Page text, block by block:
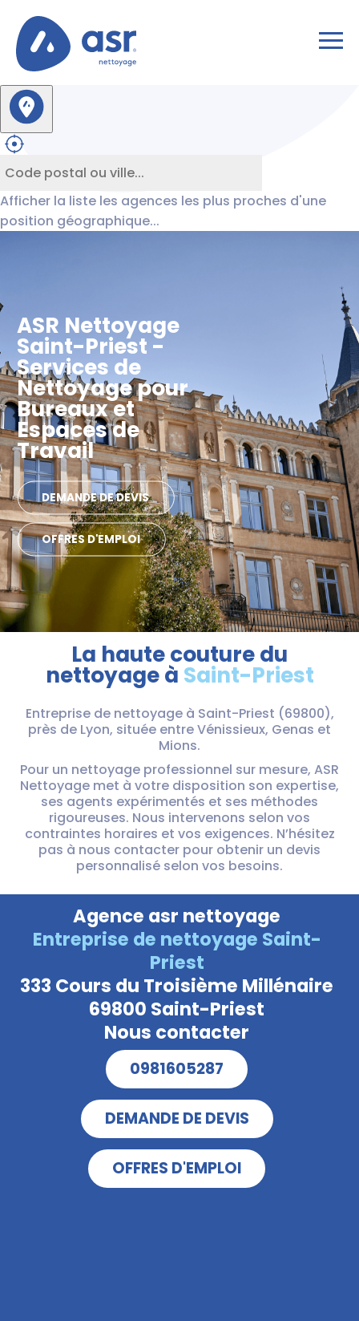
Afficher la liste les agences les plus proches d'une
position géographique...
ASR Nettoyage
Saint-Priest -
Services de
Nettoyage pour
Bureaux et
Espaces de
Travail
DEMANDE DE DEVIS
OFFRES D'EMPLOI
La haute couture du
nettoyage à Saint-Priest
Entreprise de nettoyage à Saint-Priest (69800),
près de Lyon, située entre Vénissieux, Genas et
Mions.
Pour un nettoyage professionnel sur mesure, ASR
Nettoyage met à votre disposition son expertise,
ses agents expérimentés et ses méthodes
rigoureuses. Nous intervenons selon vos
contraintes horaires et vos exigences. N’hésitez
pas à nous contacter pour obtenir un devis
personnalisé selon vos besoins.
Agence asr nettoyage
Entreprise de nettoyage Saint-
Priest
333 Cours du Troisième Millénaire
69800 Saint-Priest
Nous contacter
0981605287
DEMANDE DE DEVIS
OFFRES D'EMPLOI